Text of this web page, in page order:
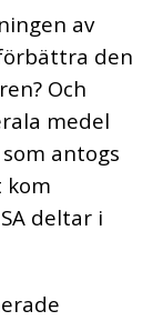
av
den
Och
medel
antogs
kom
deltar i